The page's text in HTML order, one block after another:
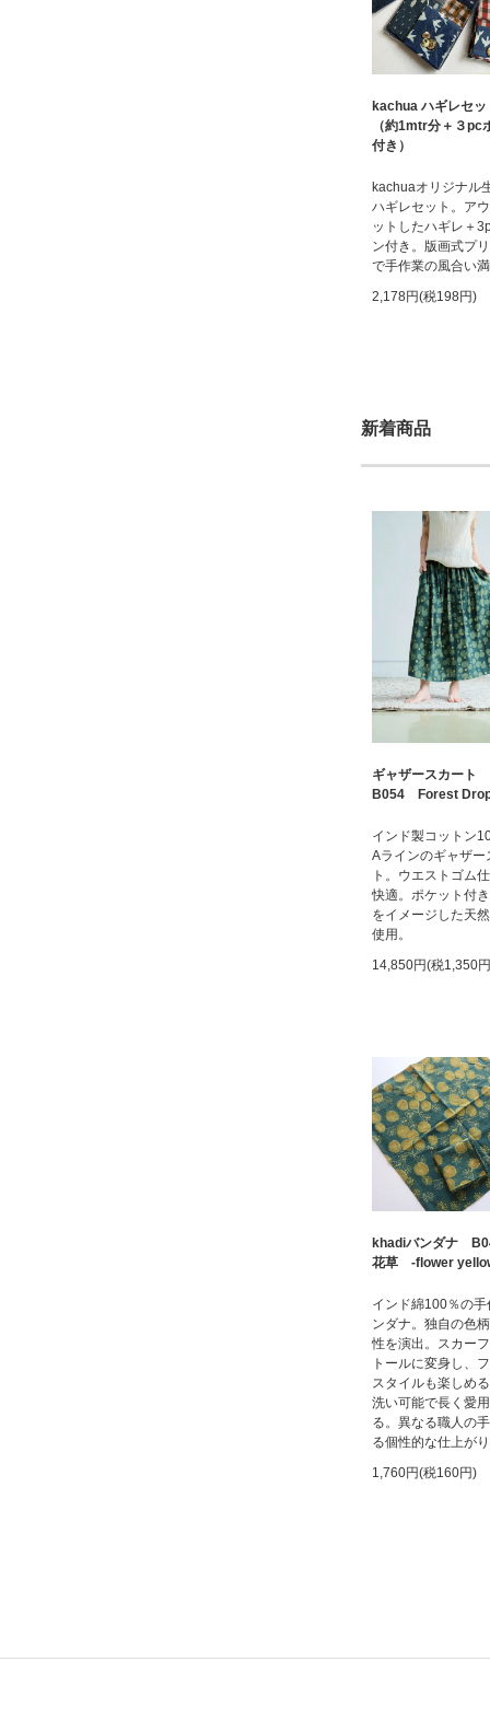
kachua ハギレセッ
（約1mtr分＋３pc
付き）
kachuaオリジナル
ハギレセット。ア
ットしたハギレ＋
ン付き。版画式プ
で手作業の風合い
2,178円(税198円)
新着商品
ギャザースカート
B054 Forest
インド製コットン
Aラインのギャザー
ト。ウエストゴム
快適。ポケット付
をイメージした天
使用。
14,850円(税1,350
khadiバンダナ
花草 -flower
インド綿100％の手
ンダナ。独自の色
性を演出。スカー
トールに変身し、
スタイルも楽しめ
洗い可能で長く愛
る。異なる職人の
る個性的な仕上が
1,760円(税160円)